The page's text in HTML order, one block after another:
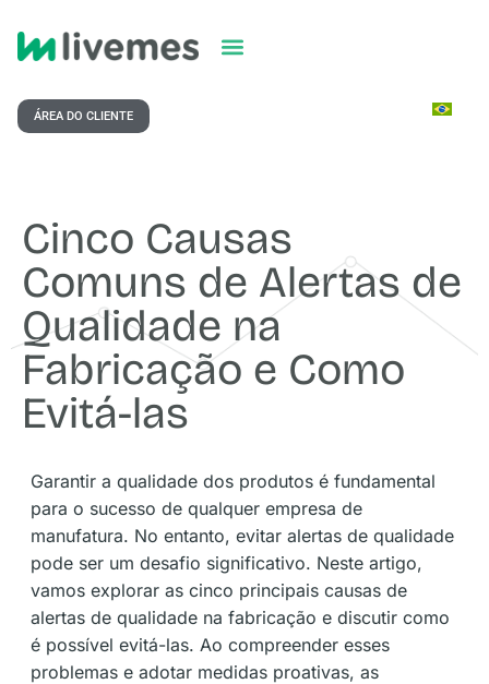
ÁREA DO CLIENTE
Cinco Causas
Comuns de Alertas de
Qualidade na
Fabricação e Como
Evitá-las
Garantir a qualidade dos produtos é fundamental
para o sucesso de qualquer empresa de
manufatura. No entanto, evitar alertas de qualidade
pode ser um desafio significativo. Neste artigo,
vamos explorar as cinco principais causas de
alertas de qualidade na fabricação e discutir como
é possível evitá-las. Ao compreender esses
problemas e adotar medidas proativas, as